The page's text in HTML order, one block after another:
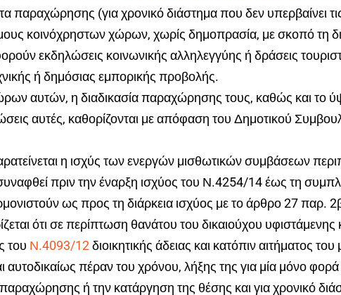
παραχώρησης (για χρονικό διάστημα που δεν υπερβαίνει
κοινόχρηστων χώρων, χωρίς δημοπρασία, με σκοπό τη
εκδηλώσεις κοινωνικής αλληλεγγύης ή δράσεις
ή δημόσιας εμπορικής προβολής.
αυτών, η διαδικασία παραχώρησης τους, καθώς και το
αυτές, καθορίζονται με απόφαση του Δημοτικού
η ισχύς των ενεργών μισθωτικών συμβάσεων
πριν την έναρξη ισχύος του Ν.4254/14 έως τη
ως προς τη διάρκεια ισχύος με το άρθρο 27 παρ.
ότι σε περίπτωση θανάτου του δικαιούχου υφιστάμενης
του Ν.4093/12διοικητικής άδειας και κατόπιν αιτήματος
αυτοδικαίως πέραν του χρόνου, λήξης της για µία µόνο
ή την κατάργηση της θέσης και για χρονικό